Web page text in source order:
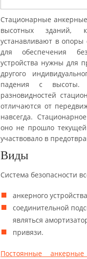
Стационарные
высотных зданий,
устанавливают в опоры
для обеспечения
устройства нужны для
другого
падения с высоты.
разновидностей
отличаются от
навсегда.
оно не прошло
участвовало в
Виды
Система безопасности
анкерного
соединительной
являться
привязи.
Постоянные анкерные